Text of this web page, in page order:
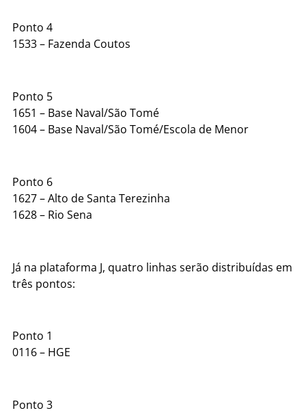
Ponto 4
1533 – Fazenda Coutos
Ponto 5
1651 – Base Naval/São Tomé
1604 – Base Naval/São Tomé/Escola de Menor
Ponto 6
1627 – Alto de Santa Terezinha
1628 – Rio Sena
Já na plataforma J, quatro linhas serão distribuídas em
três pontos:
Ponto 1
0116 – HGE
Ponto 3